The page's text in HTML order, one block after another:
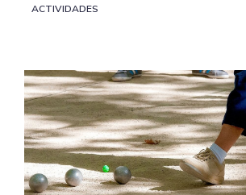
ACTIVIDADES